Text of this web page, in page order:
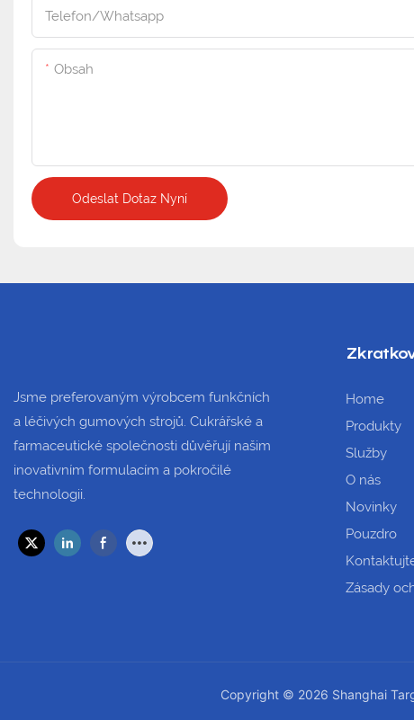
Telefon/whatsapp
Obsah
Odeslat Dotaz Nyní
Jsme preferovaným výrobcem funkčních
a léčivých gumových strojů. Cukrářské a
farmaceutické společnosti důvěřují našim
inovativním formulacím a pokročilé
technologii.
Home
Produkty
Služby
O nás
Novinky
Pouzdro
Zásady
Copyright © 2026 Shanghai